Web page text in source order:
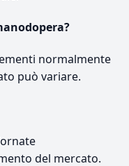
normalmente
può variare.
del mercato.